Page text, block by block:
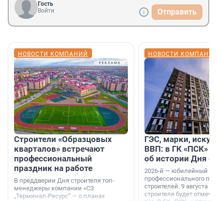
Гость
Войти
Отправить
НОВОСТИ КОМПАНИЙ
Строители «Образцовых
кварталов» встречают
профессиональный
праздник на работе
В преддверии Дня строителя топ-
менеджеры компании «СЗ
„Терминал-Ресурс“ — о планах
НОВОСТИ
ГЭС, марки,
ВВП: в ГК «ПСК»
об истории Дня
2026-й — юбилейный
профессионального
строителей. 9 августа
строителя будет